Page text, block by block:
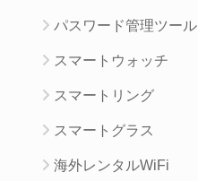
パスワード管理ツール
スマートウォッチ
スマートリング
スマートグラス
海外レンタルWiFi